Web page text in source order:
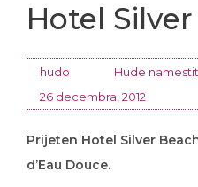
Hotel
hudo Hude
26 decembra, 2012
Prijeten Hotel Silver
d’Eau Douce.